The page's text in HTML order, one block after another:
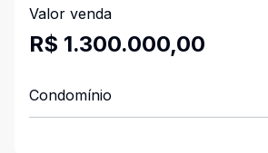
Valor venda
R$ 1.300.000,00
Condomínio